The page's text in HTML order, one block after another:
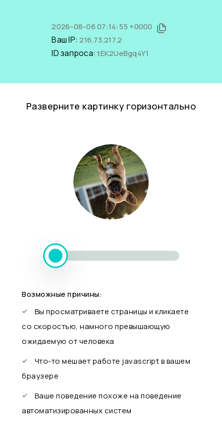
2026-08-06 07:14:55 +0000
Ваш IP:216.73.217.2
ID запроса:tEK2UeBgq4Y1
Разверните картинку горизонтально
Возможные причины:
Вы просматриваете страницы и кликаете
со скоростью, намного превышающую
ожидаемую от человека
Что-то мешает работе javascript в вашем
браузере
Ваше поведение похоже на поведение
автоматизированных систем